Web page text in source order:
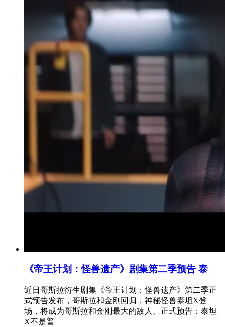
《帝王计划：怪兽遗产》剧集第二季预告 泰
近日哥斯拉衍生剧集《帝王计划：怪兽遗产》第二季正
式预告发布，哥斯拉和金刚回归，神秘怪兽泰坦X登
场，将成为哥斯拉和金刚最大的敌人。正式预告：泰坦
X不是普